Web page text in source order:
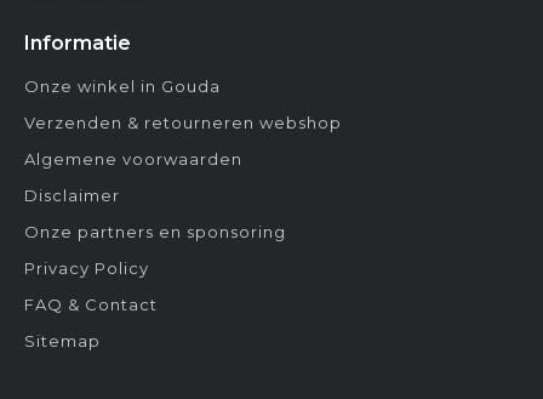
Informatie
Onze winkel in Gouda
Verzenden & retourneren webshop
Algemene voorwaarden
Disclaimer
Onze partners en sponsoring
Privacy Policy
FAQ & Contact
Sitemap